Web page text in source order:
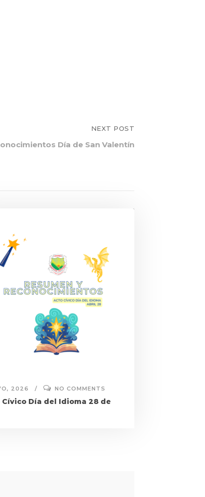
NEXT POST
Día de San Valentín
2026 NO COMMENTS
Cívico Día del Idioma 28 de